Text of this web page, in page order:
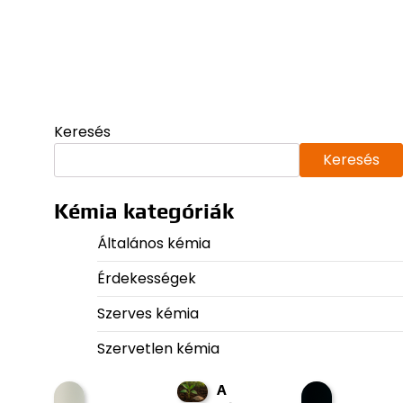
Keresés
Keresés
Kémia kategóriák
Általános kémia
Érdekességek
Szerves kémia
Szervetlen kémia
A